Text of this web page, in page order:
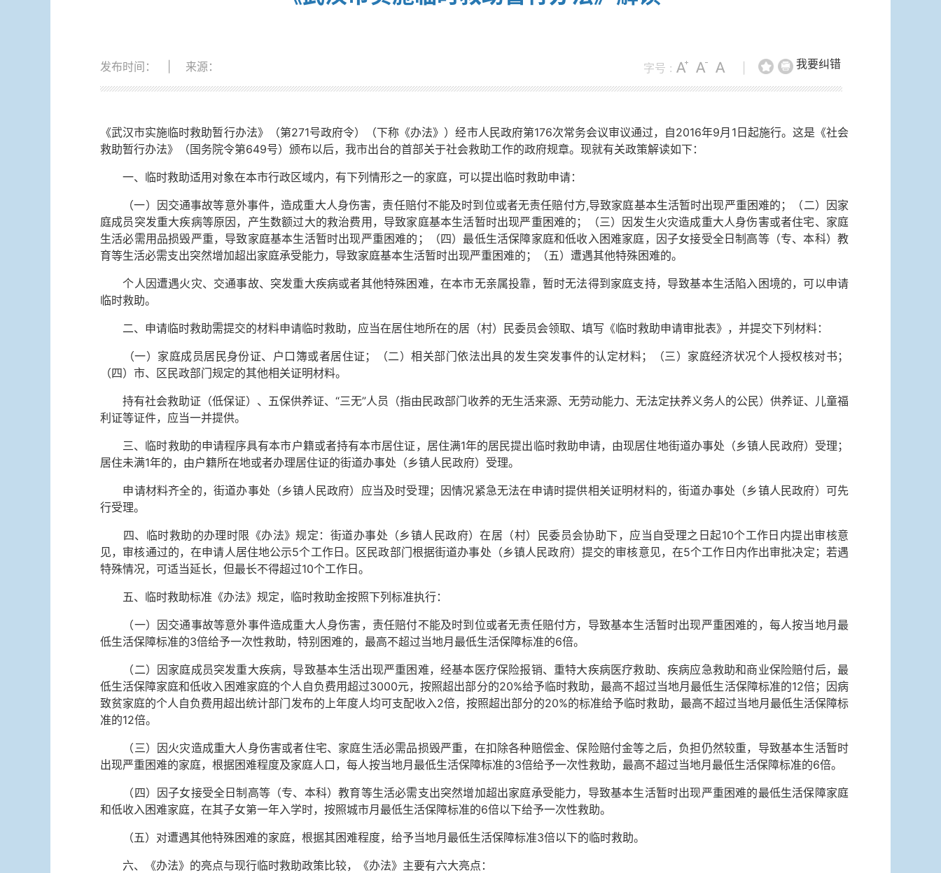
我要纠错
字号 :
发布时间： 来源：
《武汉市实施临时救助暂行办法》（第271号政府令）（下称《办法》）经市人民政府第176次常务会议审议通过，自2016年9月1日起施行。这是《社会
救助暂行办法》（国务院令第649号）颁布以后，我市出台的首部关于社会救助工作的政府规章。现就有关政策解读如下：
一、临时救助适用对象在本市行政区域内，有下列情形之一的家庭，可以提出临时救助申请：
（一）因交通事故等意外事件，造成重大人身伤害，责任赔付不能及时到位或者无责任赔付方,导致家庭基本生活暂时出现严重困难的；（二）因家
庭成员突发重大疾病等原因，产生数额过大的救治费用，导致家庭基本生活暂时出现严重困难的；（三）因发生火灾造成重大人身伤害或者住宅、家庭
生活必需用品损毁严重，导致家庭基本生活暂时出现严重困难的；（四）最低生活保障家庭和低收入困难家庭，因子女接受全日制高等（专、本科）教
育等生活必需支出突然增加超出家庭承受能力，导致家庭基本生活暂时出现严重困难的；（五）遭遇其他特殊困难的。
个人因遭遇火灾、交通事故、突发重大疾病或者其他特殊困难，在本市无亲属投靠，暂时无法得到家庭支持，导致基本生活陷入困境的，可以申请
临时救助。
二、申请临时救助需提交的材料申请临时救助，应当在居住地所在的居（村）民委员会领取、填写《临时救助申请审批表》，并提交下列材料：
（一）家庭成员居民身份证、户口簿或者居住证；（二）相关部门依法出具的发生突发事件的认定材料；（三）家庭经济状况个人授权核对书；
（四）市、区民政部门规定的其他相关证明材料。
持有社会救助证（低保证）、五保供养证、“三无”人员（指由民政部门收养的无生活来源、无劳动能力、无法定扶养义务人的公民）供养证、儿童福
利证等证件，应当一并提供。
三、临时救助的申请程序具有本市户籍或者持有本市居住证，居住满1年的居民提出临时救助申请，由现居住地街道办事处（乡镇人民政府）受理；
居住未满1年的，由户籍所在地或者办理居住证的街道办事处（乡镇人民政府）受理。
申请材料齐全的，街道办事处（乡镇人民政府）应当及时受理；因情况紧急无法在申请时提供相关证明材料的，街道办事处（乡镇人民政府）可先
行受理。
四、临时救助的办理时限《办法》规定：街道办事处（乡镇人民政府）在居（村）民委员会协助下，应当自受理之日起10个工作日内提出审核意
见，审核通过的，在申请人居住地公示5个工作日。区民政部门根据街道办事处（乡镇人民政府）提交的审核意见，在5个工作日内作出审批决定；若遇
特殊情况，可适当延长，但最长不得超过10个工作日。
五、临时救助标准《办法》规定，临时救助金按照下列标准执行：
（一）因交通事故等意外事件造成重大人身伤害，责任赔付不能及时到位或者无责任赔付方，导致基本生活暂时出现严重困难的，每人按当地月最
低生活保障标准的3倍给予一次性救助，特别困难的，最高不超过当地月最低生活保障标准的6倍。
（二）因家庭成员突发重大疾病，导致基本生活出现严重困难，经基本医疗保险报销、重特大疾病医疗救助、疾病应急救助和商业保险赔付后，最
低生活保障家庭和低收入困难家庭的个人自负费用超过3000元，按照超出部分的20%给予临时救助，最高不超过当地月最低生活保障标准的12倍；因病
致贫家庭的个人自负费用超出统计部门发布的上年度人均可支配收入2倍，按照超出部分的20%的标准给予临时救助，最高不超过当地月最低生活保障标
准的12倍。
（三）因火灾造成重大人身伤害或者住宅、家庭生活必需品损毁严重，在扣除各种赔偿金、保险赔付金等之后，负担仍然较重，导致基本生活暂时
出现严重困难的家庭，根据困难程度及家庭人口，每人按当地月最低生活保障标准的3倍给予一次性救助，最高不超过当地月最低生活保障标准的6倍。
（四）因子女接受全日制高等（专、本科）教育等生活必需支出突然增加超出家庭承受能力，导致基本生活暂时出现严重困难的最低生活保障家庭
和低收入困难家庭，在其子女第一年入学时，按照城市月最低生活保障标准的6倍以下给予一次性救助。
（五）对遭遇其他特殊困难的家庭，根据其困难程度，给予当地月最低生活保障标准3倍以下的临时救助。
六、《办法》的亮点与现行临时救助政策比较，《办法》主要有六大亮点：